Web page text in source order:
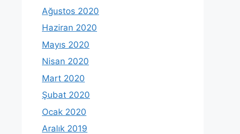
Ağustos 2020
Haziran 2020
Mayıs 2020
Nisan 2020
Mart 2020
Şubat 2020
Ocak 2020
Aralık 2019